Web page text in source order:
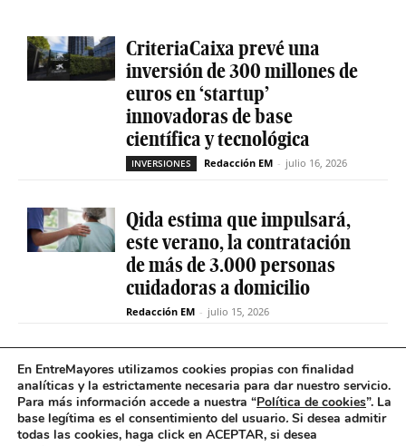
CriteriaCaixa prevé una
inversión de 300 millones de
euros en ‘startup’
innovadoras de base
científica y tecnológica
INVERSIONES Redacción EM - julio 16, 2026
Qida estima que impulsará,
este verano, la contratación
de más de 3.000 personas
cuidadoras a domicilio
Redacción EM - julio 15, 2026
La sociedad de capital riesgo
Axis invertirá hasta 15
millones en Qida para
acelerar su expansión
En EntreMayores utilizamos cookies propias con finalidad
analíticas y la estrictamente necesaria para dar nuestro servicio.
Para más información accede a nuestra “Política de cookies”. La
base legítima es el consentimiento del usuario. Si desea admitir
todas las cookies, haga click en ACEPTAR, si desea